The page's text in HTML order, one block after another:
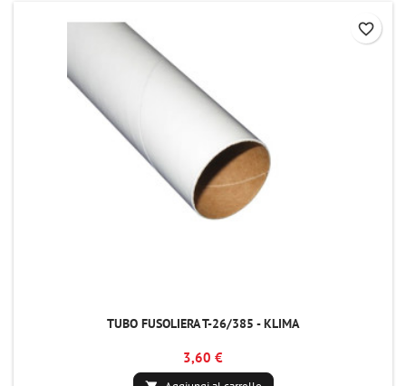
TUBO FUSOLIERA T-26/385 - KLIMA
3,60 €
favorite_border